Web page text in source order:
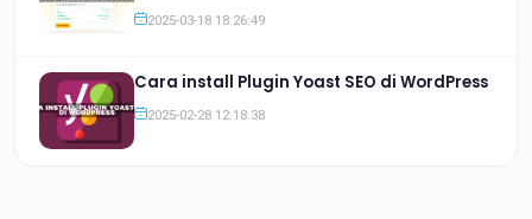
2025-03-18 18:26:49
Cara install Plugin Yoast SEO di WordPress
2025-02-28 12:18:38